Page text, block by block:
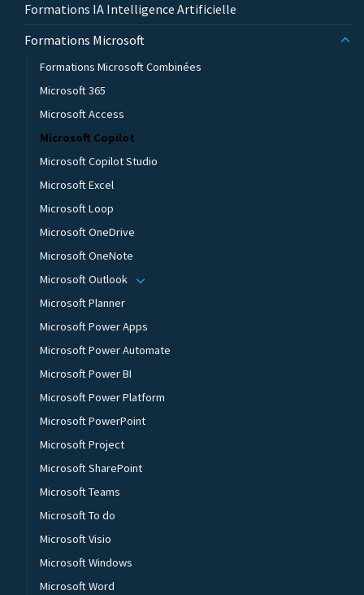
Formations IA Intelligence Artificielle
Formations Microsoft
Formations Microsoft Combinées
Microsoft 365
Microsoft Access
Microsoft Copilot
Microsoft Copilot Studio
Microsoft Excel
Microsoft Loop
Microsoft OneDrive
Microsoft OneNote
Microsoft Outlook
Microsoft Planner
Microsoft Power Apps
Microsoft Power Automate
Microsoft Power BI
Microsoft Power Platform
Microsoft PowerPoint
Microsoft Project
Microsoft SharePoint
Microsoft Teams
Microsoft To do
Microsoft Visio
Microsoft Windows
Microsoft Word